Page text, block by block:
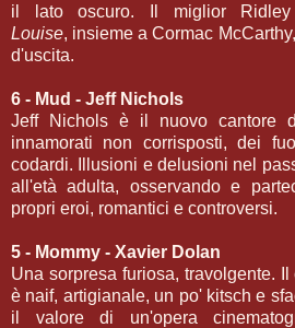
il lato oscuro. Il miglior
Louise, insieme a Cormac
d'uscita.
6 - Mud - Jeff Nichols
Jeff Nichols è il nuovo cantore
innamorati non corrisposti, dei
codardi. Illusioni e delusioni nel
all'età adulta, osservando e
propri eroi, romantici e controversi.
5 - Mommy - Xavier Dolan
Una sorpresa furiosa, travolgente.
è naif, artigianale, un po' kitsch e
il valore di un'opera